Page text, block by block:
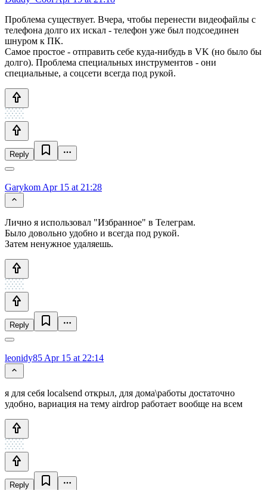
Проблема существует. Вчера, чтобы перенести видеофайлы с
телефона долго их искал - телефон уже был подсоединен
шнуром к ПК.
Самое простое - отправить себе куда-нибудь в VK (но было бы
долго). Проблема специальных инструментов - они
специальные, а соцсети всегда под рукой.
Reply
Garykom Apr 15 at 21:28
Лично я использовал "Избранное" в Телеграм.
Было довольно удобно и всегда под рукой.
Затем ненужное удаляешь.
Reply
leonidy85 Apr 15 at 22:14
я для себя localsend открыл, для дома\работы достаточно
удобно, вариация на тему airdrop работает вообще на всем
Reply